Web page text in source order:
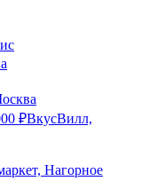
₽ВкусВилл,
Нагорное